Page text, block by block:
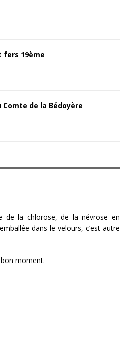
fers 19ème
Comte de la Bédoyère
de la chlorose, de la névrose en
dans le velours, c’est autre
moment.